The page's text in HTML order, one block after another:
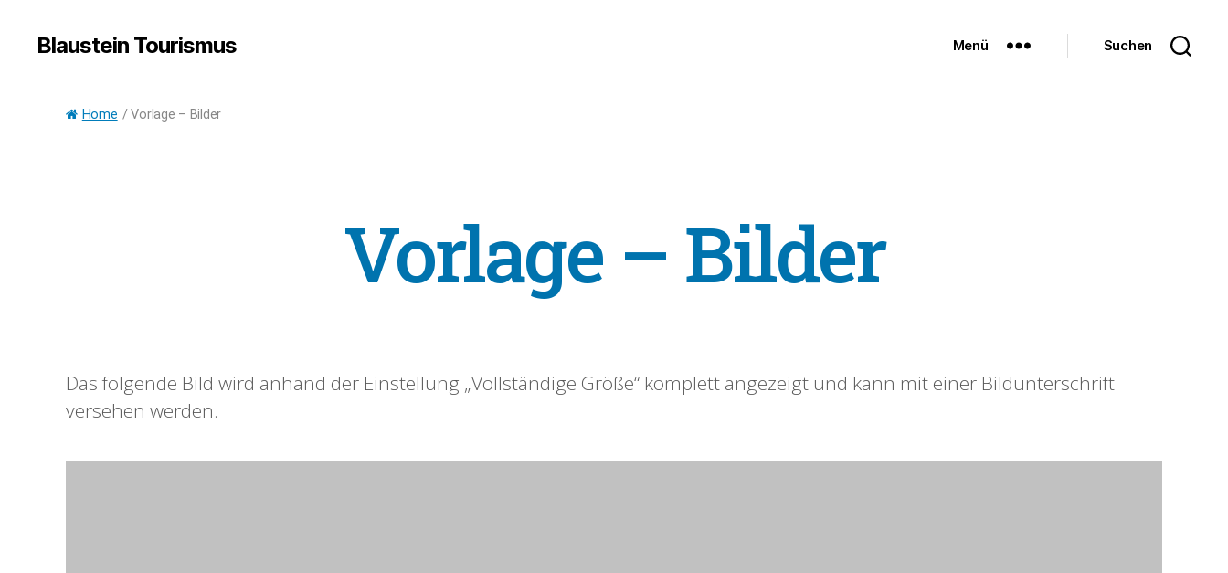
Blaustein Tourismus Menü Suchen
Home / Vorlage – Bilder
Vorlage – Bilder
Das folgende Bild wird anhand der Einstellung „Vollständige Größe“ komplett angezeigt und kann mit einer Bildunterschrift
versehen werden.